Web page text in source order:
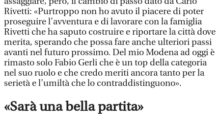
Rivetti: «Purtroppo non ho avuto il piacere di poter
proseguire l’avventura e di lavorare con la famiglia
Rivetti che ha saputo costruire e riportare la città dove
merita, sperando che possa fare anche ulteriori passi
avanti nel futuro prossimo. Del mio Modena ad oggi è
rimasto solo Fabio Gerli che è un top della categoria
nel suo ruolo e che credo meriti ancora tanto per la
serietà e l’umiltà che lo contraddistinguono».
«Sarà una bella partita»